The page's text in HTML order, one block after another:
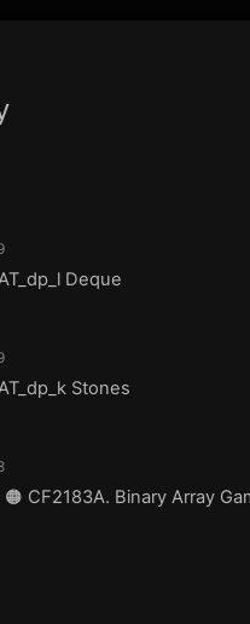
Deque
Stones
CF2183A. Binary Array